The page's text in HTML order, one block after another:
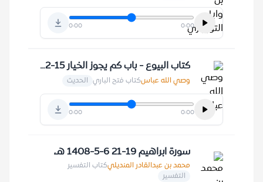
0:00 0:00
كتاب البيوع - باب كم يجوز الخيار 15-2-1424 هـ
وصي الله عباسكتاب فتح الباري الحديث
0:00 0:00
سورة ابراهيم 19-21 6-5-1408 هـ،
محمد بن عبدالقادر المنديليكتاب التفسير
التفسير